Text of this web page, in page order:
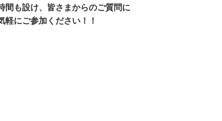
間も設け、皆さまからのご質問に
軽にご参加ください！！